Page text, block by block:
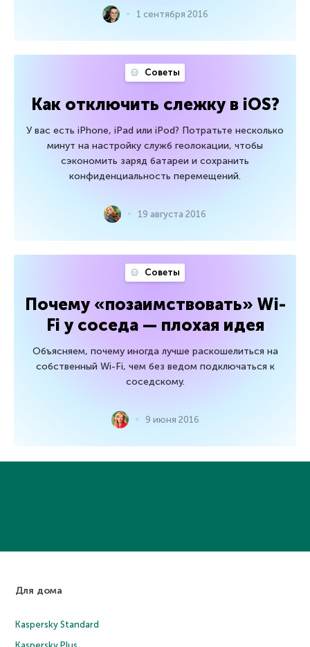
1 сентября 2016
Советы
Как отключить слежку в iOS?
У вас есть iPhone, iPad или iPod? Потратьте несколько
минут на настройку служб геолокации, чтобы
сэкономить заряд батареи и сохранить
конфиденциальность перемещений.
19 августа 2016
Советы
Почему «позаимствовать» Wi-
Fi у соседа — плохая идея
Объясняем, почему иногда лучше раскошелиться на
собственный Wi-Fi, чем без ведом подключаться к
соседскому.
9 июня 2016
Для дома
Kaspersky Standard